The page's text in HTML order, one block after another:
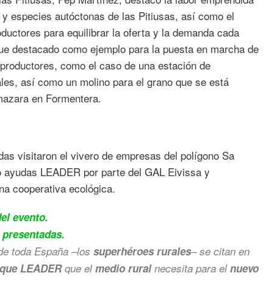
especies autóctonas de las Pitiusas, así como el
para equilibrar la oferta y la demanda cada
destacado como ejemplo para la puesta en marcha de
como el caso de una estación de
así como un molino para el grano que se está
en Formentera.
visitaron el vivero de empresas del polígono Sa
LEADER por parte del GAL Eivissa y
cooperativa ecológica.
evento.
toda España –los superhéroes rurales– se citan en
LEADERque elmedio ruralnecesita para elnuevo